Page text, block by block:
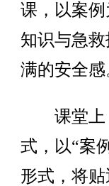
课，以案
知识与急
满的安全感
课堂上，
式，以“案
形式，将